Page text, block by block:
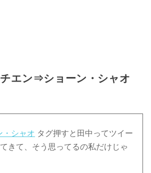
エン⇒ショーン・シャオ
・シャオ タグ押すと田中ってツイー
きて、そう思ってるの私だけじゃ